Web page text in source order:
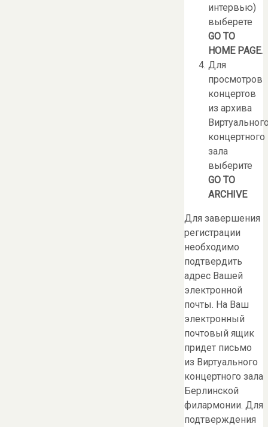
интервью)
выберете
GO TO
HOME PAGE.
Для
просмотров
концертов
из архива
концертного
зала
выберите
GO TO
ARCHIVE
Для завершения
регистрации
необходимо
подтвердить
адрес Вашей
электронной
почты. На Ваш
электронный
почтовый ящик
придет письмо
из Виртуального
концертного зала
Берлинской
филармонии. Для
подтверждения